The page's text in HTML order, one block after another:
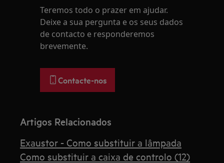
Teremos todo o prazer em ajudar.
Deixe a sua pergunta e os seus dados
de contacto e responderemos
brevemente.
Contacte-nos
Artigos Relacionados
Exaustor - Como substituir a lâmpada
Como substituir a caixa de controlo (12)